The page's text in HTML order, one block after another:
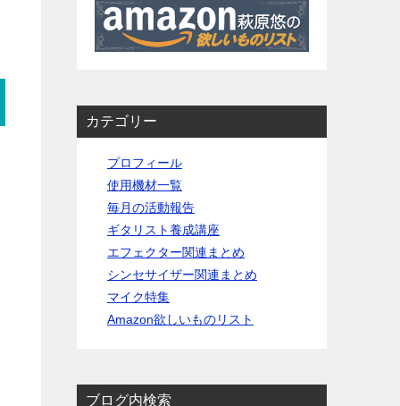
カテゴリー
プロフィール
使用機材一覧
毎月の活動報告
ギタリスト養成講座
エフェクター関連まとめ
シンセサイザー関連まとめ
マイク特集
Amazon欲しいものリスト
ブログ内検索